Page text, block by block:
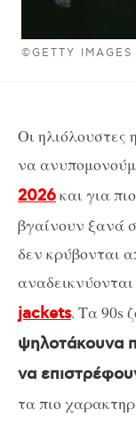
©GETTY IMAGES
Οι ηλιόλουστες
να
2026και για
βγαίνουν ξανά
δεν κρύβονται
jackets. Τα 90s
ψηλοτάκουνα
να
τα πιο